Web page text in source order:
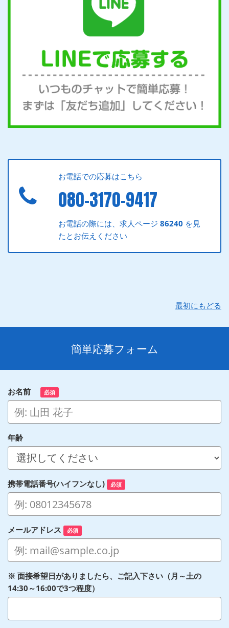
お電話での応募はこちら
080-3170-9417
お電話の際には、求人ページ86240 を見
たとお伝えください
最初にもどる
簡単応募フォーム
お名前 必須
年齢
携帯電話番号(ハイフンなし) 必須
メールアドレス 必須
※ 面接希望日がありましたら、ご記入下さい（月～土の
14:30～16:00で3つ程度）